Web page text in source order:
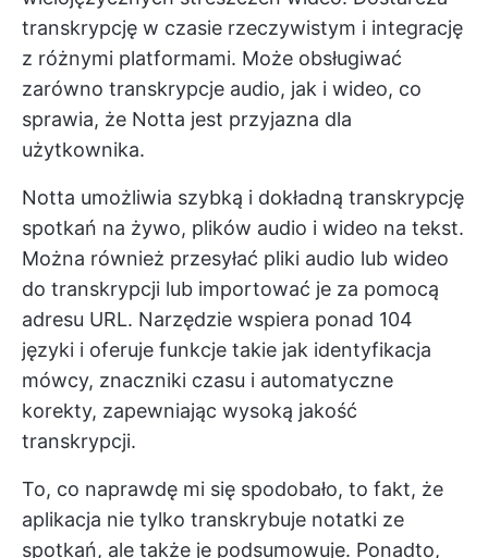
transkrypcję w czasie rzeczywistym i integrację
z różnymi platformami. Może obsługiwać
zarówno transkrypcje audio, jak i wideo, co
sprawia, że Notta jest przyjazna dla
użytkownika.
Notta umożliwia szybką i dokładną transkrypcję
spotkań na żywo, plików audio i wideo na tekst.
Można również przesyłać pliki audio lub wideo
do transkrypcji lub importować je za pomocą
adresu URL. Narzędzie wspiera ponad 104
języki i oferuje funkcje takie jak identyfikacja
mówcy, znaczniki czasu i automatyczne
korekty, zapewniając wysoką jakość
transkrypcji.
To, co naprawdę mi się spodobało, to fakt, że
aplikacja nie tylko transkrybuje notatki ze
spotkań, ale także je podsumowuje. Ponadto,